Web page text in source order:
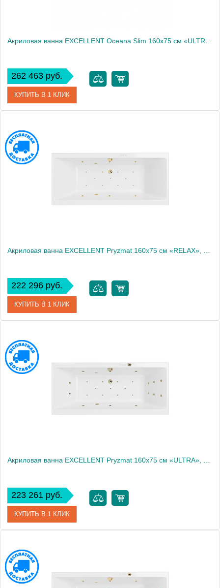
262 463 руб.
КУПИТЬ В 1 КЛИК
Артикул
Производитель
222 296 руб.
КУПИТЬ В 1 КЛИК
Артикул
Производитель
223 261 руб.
КУПИТЬ В 1 КЛИК
Артикул
Производитель